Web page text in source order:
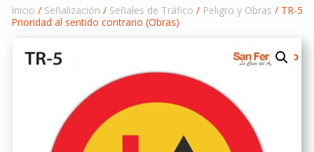
Inicio / Señalización / Señales de Tráfico / Peligro y Obras / TR-5
Prioridad al sentido contrario (Obras)